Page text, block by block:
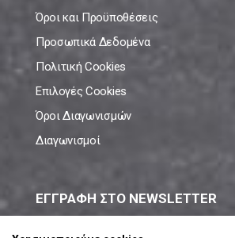
Όροι και Προϋποθέσεις
Προσωπικά Δεδομένα
Πολιτική Cookies
Επιλογές Cookies
Όροι Διαγωνισμών
Διαγωνισμοί
ΕΓΓΡΑΦΗ ΣΤΟ NEWSLETTER